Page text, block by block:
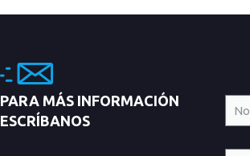
PARA MÁS INFORMACIÓN
ESCRÍBANOS